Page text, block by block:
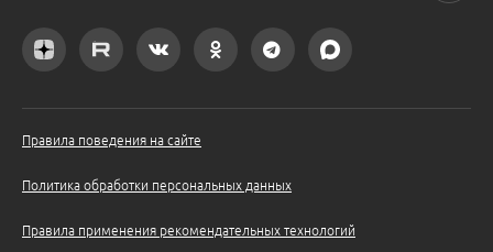
Правила поведения на сайте
Политика обработки персональных данных
Правила применения рекомендательных технологий